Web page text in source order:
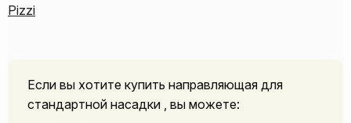
Pizzi
Если вы хотите купить направляющая для
стандартной насадки , вы можете: